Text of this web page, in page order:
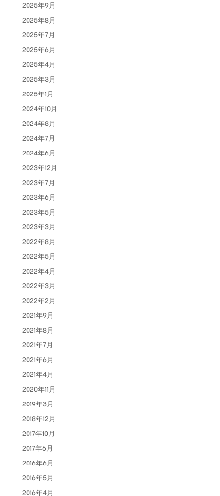
2025年9月
2025年8月
2025年7月
2025年6月
2025年4月
2025年3月
2025年1月
2024年10月
2024年8月
2024年7月
2024年6月
2023年12月
2023年7月
2023年6月
2023年5月
2023年3月
2022年8月
2022年5月
2022年4月
2022年3月
2022年2月
2021年9月
2021年8月
2021年7月
2021年6月
2021年4月
2020年11月
2019年3月
2018年12月
2017年10月
2017年6月
2016年6月
2016年5月
2016年4月